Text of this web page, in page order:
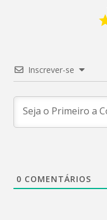
Inscrever-se
0 COMENTÁRIOS